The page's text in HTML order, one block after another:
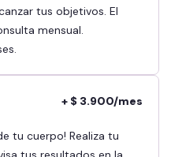
tus objetivos. El
mensual.
+ $ 3.900/mes